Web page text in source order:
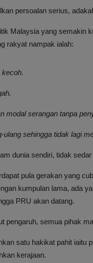
persoalan serius,
Malaysia yang semakin
rakyat nampak ialah:
kecoh.
modal serangan tanpa
ulang sehingga tidak lagi
dunia sendiri, tidak
pula gerakan yang
kumpulan lama, ada
PRU akan datang.
pengaruh, semua pihak
satu hakikat pahit iaitu
kerajaan.